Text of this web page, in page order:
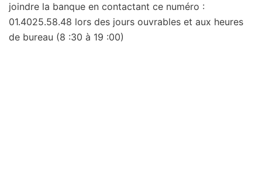
joindre la banque en contactant ce numéro :
01.4025.58.48 lors des jours ouvrables et aux heures
de bureau (8 :30 à 19 :00)